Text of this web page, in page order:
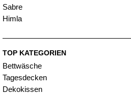
Sabre
Himla
TOP KATEGORIEN
Bettwäsche
Tagesdecken
Dekokissen